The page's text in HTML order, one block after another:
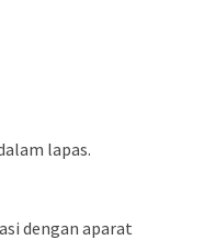
lapas.
dengan aparat